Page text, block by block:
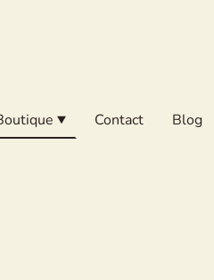
Contact Blog